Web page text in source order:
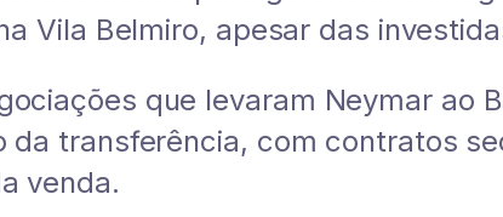
Vila Belmiro, apesar das
que levaram Neymar ao
transferência, com contratos
venda.